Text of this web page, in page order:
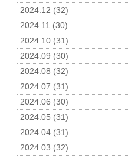
2024.12 (32)
2024.11 (30)
2024.10 (31)
2024.09 (30)
2024.08 (32)
2024.07 (31)
2024.06 (30)
2024.05 (31)
2024.04 (31)
2024.03 (32)